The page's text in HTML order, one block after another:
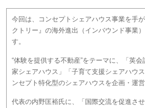
今回は、コンセプトシェアハウス事業を手
クトリー』の海外進出（インバウンド事業
す。
“体験を提供する不動産”をテーマに、「英
家シェアハウス」「子育て支援シェアハウ
ンセプト特化型のシェアハウスを企画・運営
代表の内野匡裕氏に、「国際交流を促進さ